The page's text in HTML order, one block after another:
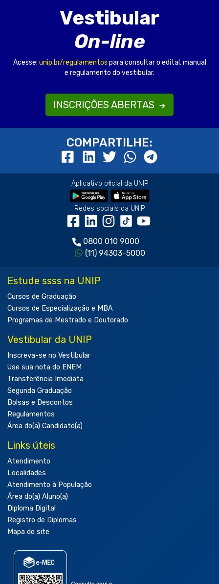
Vestibular
On-line
Acesse: unip.br/regulamentos para consultar o edital, manual
e regulamento do vestibular.
INSCRIÇÕES ABERTAS
COMPARTILHE:
Aplicativo oficial da UNIP
Redes sociais da UNIP
0800 010 9000
(11) 94303-5000
Estude ssss na UNIP
Cursos de Graduação
Cursos de Especialização e MBA
Programas de Mestrado e Doutorado
Vestibular da UNIP
Inscreva-se no Vestibular
Use sua nota do ENEM
Transferência Imediata
Segunda Graduação
Bolsas e Descontos
Regulamentos
Área do(a) Candidato(a)
Links úteis
Atendimento
Localidades
Atendimento à População
Área do(a) Aluno(a)
Diploma Digital
Registro de Diplomas
Mapa do site